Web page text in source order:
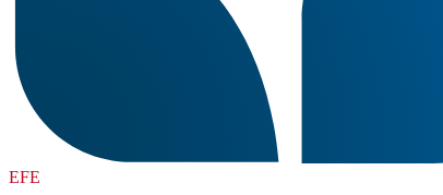
EFE